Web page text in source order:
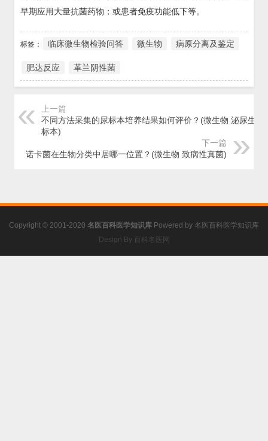
早期应用大量抗菌药物；或患者免疫功能低下等。
标签： 临床微生物检验问答 微生物 病原分离及鉴定
肥达反应 革兰阴性菌
上一篇
不同方法采集的尿标本培养结果如何评价？(微生物 泌尿生殖
标本)
下一篇
诺卡菌在生物分类中居哪一位置？(微生物 致病性真菌)
Copyright © 2001-2020 名医百科医学知识库 Powered by 名医百科医学知识库
Design By 百科名医网